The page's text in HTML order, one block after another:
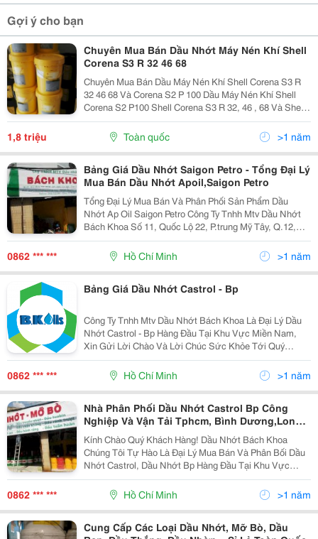
Gợi ý cho bạn
Chuyên Mua Bán Dầu Nhớt Máy Nén Khí Shell
Corena S3 R 32 46 68
Chuyên Mua Bán Dầu Máy Nén Khí Shell Corena S3 R
32 46 68 Và Corena S2 P 100 Dầu Máy Nén Khí Shell
Corena S2 P100 Shell Corena S3 R 32, 46 , 68 Và Shell
Corena S4 R 32 46 68 Dầu Máy Nén Shell Khí Kiểu Trục
Vít Và Cánh Gạt Gồm Shell Corena S3 S4...
1,8 triệu Toàn quốc >1 năm
Bảng Giá Dầu Nhớt Saigon Petro - Tổng Đại Lý
Mua Bán Dầu Nhớt Apoil,Saigon Petro
Tổng Đại Lý Mua Bán Và Phân Phối Sản Phẩm Dầu
Nhớt Ap Oil Saigon Petro Công Ty Tnhh Mtv Dầu Nhớt
Bách Khoa Số 11, Quốc Lộ 22, P.trung Mỹ Tây, Q.12,
Tphcm Website : Daunhotbachkhoa.com Đt:
0862 *** *** Hồ Chí Minh >1 năm
Bảng Giá Dầu Nhớt Castrol - Bp
Công Ty Tnhh Mtv Dầu Nhớt Bách Khoa Là Đại Lý Dầu
Nhớt Castrol - Bp Hàng Đầu Tại Khu Vực Miền Nam,
Xin Gửi Lời Chào Và Lời Chúc Sức Khỏe Tới Quý
Khách Hàng. Công Ty Chúng Tôi Là Đại Diện Chiến
Lược, Phân Phối, Mua Bán Dầu Nhớt: Castrol - Bp
0862 *** *** Hồ Chí Minh >1 năm
Nhà Phân Phối Dầu Nhớt Castrol Bp Công
Nghiệp Và Vận Tải Tphcm, Bình Dương,Long
An, Đồng Nai.
Kính Chào Quý Khách Hàng! Dầu Nhớt Bách Khoa
Chúng Tôi Tự Hào Là Đại Lý Mua Bán Và Phân Bối Dầu
Nhớt Castrol, Dầu Nhớt Bp Hàng Đầu Tại Khu Vực
Miền Nam : Tphcm , Bình Dương, Đồng Nai, Long An,
Vũng Tàu, Tiền Giang. ..Với Nhiều Năm Kinh Nghiệm H
0862 *** *** Hồ Chí Minh >1 năm
Cung Cấp Các Loại Dầu Nhớt, Mỡ Bò, Dầu